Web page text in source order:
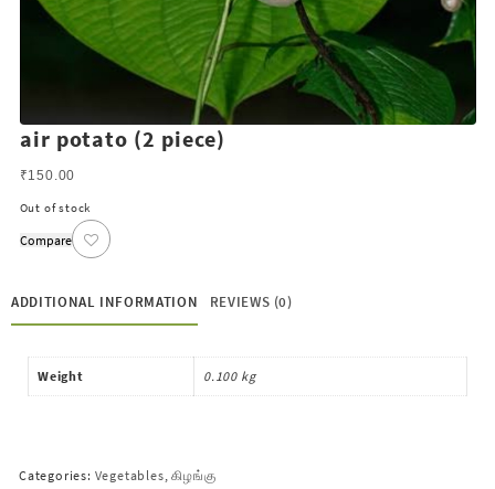
air potato (2 piece)
₹150.00
Out of stock
Compare
ADDITIONAL INFORMATION REVIEWS (0)
Weight 0.100 kg
Categories: Vegetables,கிழங்கு